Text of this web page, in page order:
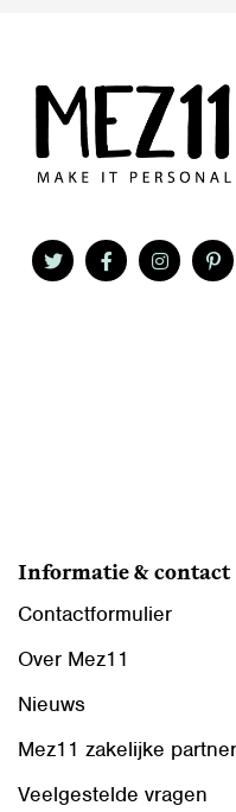
Informatie & contact
Contactformulier
Over Mez11
Nieuws
Mez11 zakelijke partner
Veelgestelde vragen